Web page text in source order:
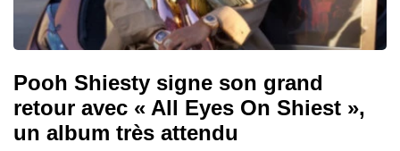
Pooh Shiesty signe son grand
retour avec « All Eyes On Shiest »,
un album très attendu